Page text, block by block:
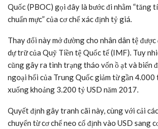
Quốc (PBOC) gọi đây là bước đi nhằm “tăng
chuẩn mực” của cơ chế xác định tỷ giá.
Thay đổi này mở đường cho nhân dân tệ
dự trữ của Quỹ Tiền tệ Quốc tế (IMF). Tuy
cũng gây ra tình trạng tháo vốn ồ ạt và biến
ngoại hối của Trung Quốc giảm từ gần 4.000
xuống khoảng 3.200 tỷ USD năm 2017.
Quyết định gây tranh cãi này, cùng với cải
chuyển từ cơ chế neo cố định vào USD sang